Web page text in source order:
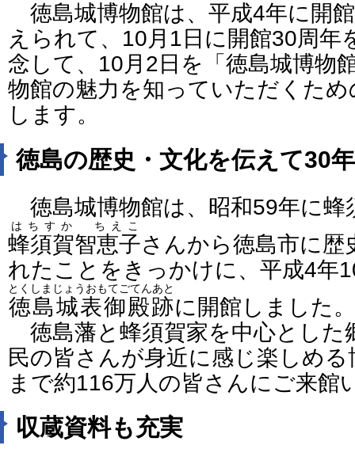
徳島城博物館は、平成4年に開
えられて、10月1日に開館30周年
念して、10月2日を「徳島城博物
物館の魅力を知っていただくた
します。
徳島の歴史・文化を伝えて30年
徳島城博物館は、昭和59年に蜂
蜂須賀智恵子
はちすか ちえこ
さんから徳島市に歴
れたことをきっかけに、平成4年
徳島城表御殿跡
とくしまじょうおもてごてんあと
に開館しました。
徳島藩と蜂須賀家を中心とした
民の皆さんが身近に感じ楽しめ
まで約116万人の皆さんにご来館
収蔵資料も充実